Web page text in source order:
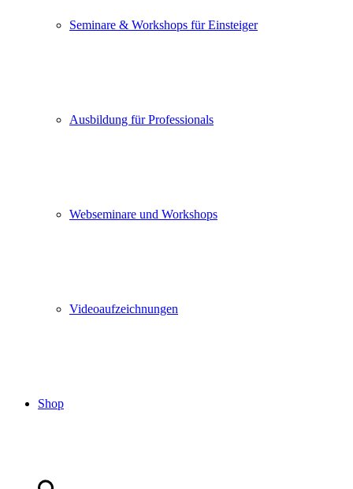
Seminare & Workshops für Einsteiger
Ausbildung für Professionals
Webseminare und Workshops
Videoaufzeichnungen
Shop